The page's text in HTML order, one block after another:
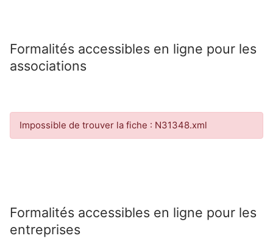
Formalités accessibles en ligne pour les
associations
Impossible de trouver la fiche : N31348.xml
Formalités accessibles en ligne pour les
entreprises